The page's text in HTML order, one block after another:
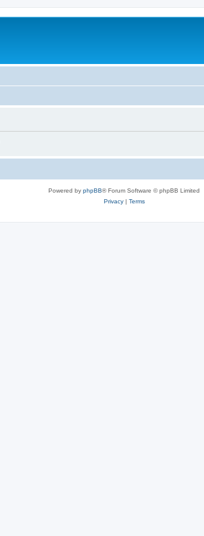
Powered by phpBB® Forum Software © phpBB Limited
Privacy| Terms